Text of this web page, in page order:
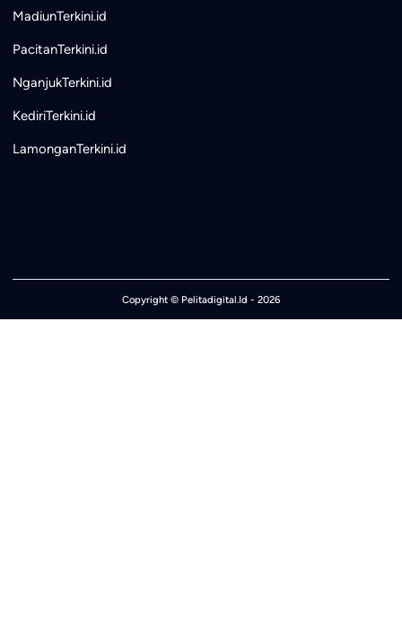
MadiunTerkini.id
PacitanTerkini.id
NganjukTerkini.id
KediriTerkini.id
LamonganTerkini.id
Copyright © Pelitadigital.Id - 2026